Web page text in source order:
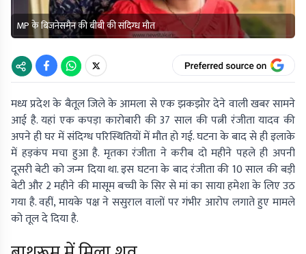
MP के बिजनेसमैन की बीबी की संदिग्ध मौत
मध्य प्रदेश के बैतूल जिले के आमला से एक झकझोर देने वाली खबर सामने
आई है. यहां एक कपड़ा कारोबारी की 37 साल की पत्नी रंजीता यादव की
अपने ही घर में संदिग्ध परिस्थितियों में मौत हो गई. घटना के बाद से ही इलाके
में हड़कंप मचा हुआ है. मृतका रंजीता ने करीब दो महीने पहले ही अपनी
दूसरी बेटी को जन्म दिया था. इस घटना के बाद रंजीता की 10 साल की बड़ी
बेटी और 2 महीने की मासूम बच्ची के सिर से मां का साया हमेशा के लिए उठ
गया है. वहीं, मायके पक्ष ने ससुराल वालों पर गंभीर आरोप लगाते हुए मामले
को तूल दे दिया है.